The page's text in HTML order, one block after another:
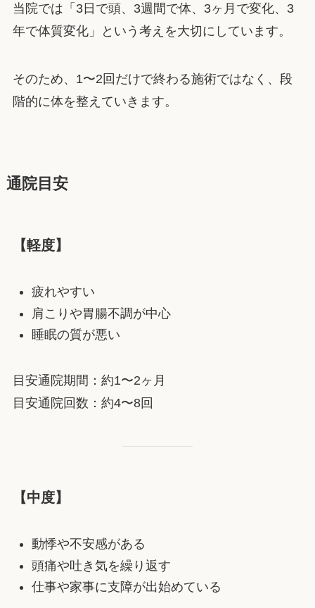
当院では「3日で頭、3週間で体、3ヶ月で変化、3
年で体質変化」という考えを大切にしています。
そのため、1〜2回だけで終わる施術ではなく、段
階的に体を整えていきます。
通院目安
【軽度】
疲れやすい
肩こりや胃腸不調が中心
睡眠の質が悪い
目安通院期間：約1〜2ヶ月
目安通院回数：約4〜8回
【中度】
動悸や不安感がある
頭痛や吐き気を繰り返す
仕事や家事に支障が出始めている